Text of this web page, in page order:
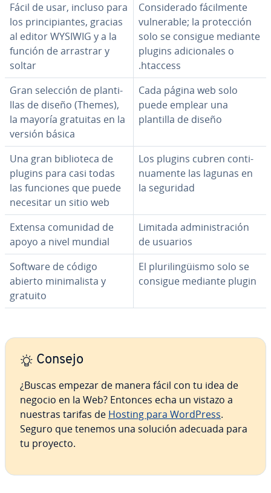
Fácil de usar, incluso para
los pri­n­ci­pia­n­tes, gracias
al editor WYSIWIG y a la
función de arrastrar y
soltar
Co­n­si­de­ra­do fá­ci­l­me­n­te
vu­l­ne­ra­ble; la pro­te­c­ción
solo se consigue mediante
plugins adi­cio­na­les o
.htaccess
Gran selección de pla­n­ti­
llas de diseño (Themes),
la mayoría gratuitas en la
versión básica
Cada página web solo
puede emplear una
plantilla de diseño
Una gran bi­blio­te­ca de
plugins para casi todas
las funciones que puede
necesitar un sitio web
Los plugins cubren co­n­ti­
nua­me­n­te las lagunas en
la seguridad
Extensa comunidad de
apoyo a nivel mundial
Limitada ad­mi­ni­s­tra­ción
de usuarios
Software de código
abierto mi­ni­ma­li­s­ta y
gratuito
El plu­ri­li­n­güi­s­mo solo se
consigue mediante plugin
Consejo
¿Buscas empezar de manera fácil con tu idea de
negocio en la Web? Entonces echa un vistazo a
nuestras tarifas de Hosting para WordPress.
Seguro que tenemos una solución adecuada para
tu proyecto.